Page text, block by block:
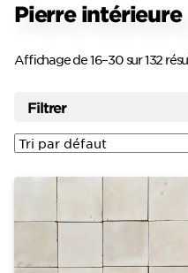
Filtrer
Pierre intérieure
Affichage de 16–30 sur 132